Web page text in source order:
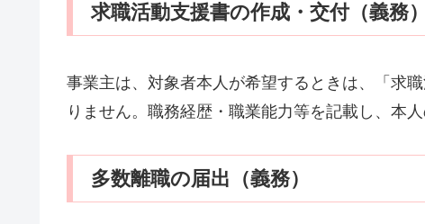
求職活動支援書の作成・交付（義務）
事業主は、対象者本人が希望するときは、「求
りません。職務経歴・職業能力等を記載し、本
多数離職の届出（義務）